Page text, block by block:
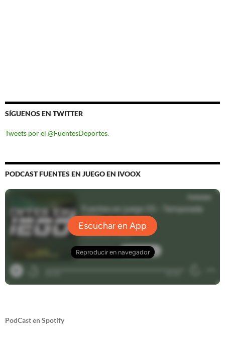
SÍGUENOS EN TWITTER
Tweets por el @FuentesDeportes.
PODCAST FUENTES EN JUEGO EN IVOOX
PodCast en Spotify